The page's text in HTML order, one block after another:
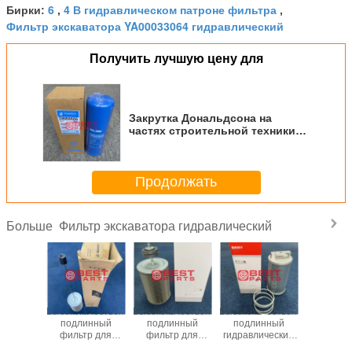
Бирки: 6 , 4 В гидравлическом патроне фильтра ,
Фильтр экскаватора YA00033064 гидравлический
Получить лучшую цену для
Закрутка Дональдсона на
частях строительной техники
Продолжать
Больше Фильтр экскаватора гидравлический
Высококачественный
подлинный
фильтр для
Высококачественный
подлинный
фильтр для
Высококачественный
подлинный
гидравлический